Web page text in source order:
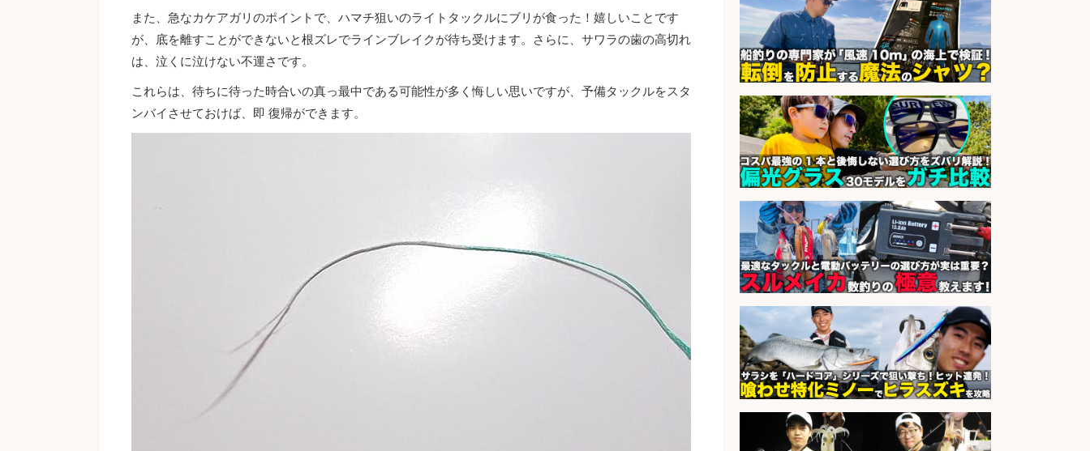
また、急なカケアガリのポイントで、ハマチ狙いのライトタックルにブリが食った！嬉しいことです
が、底を離すことができないと根ズレでラインブレイクが待ち受けます。さらに、サワラの歯の高切れ
は、泣くに泣けない不運さです。
これらは、待ちに待った時合いの真っ最中である可能性が多く悔しい思いですが、予備タックルをスタ
ンバイさせておけば、即 復帰ができます。
お釣りの計算不要の簡単レジ1日2時
間
会社名 オーケー株式会社
sponsored by 求人ボックス
レジカウンター/お釣りの計算不要
の簡単レジ 未経験も安心の研修あり
1日2h
会社名 オーケー株式会社
sponsored by 求人ボックス
営業事務/釣り具メーカーでの営業
アシスタントのお仕事/残業なし/即
日勤務可/営業事務/軽作業
会社名 株式会社パソナ
sponsored by 求人ボックス